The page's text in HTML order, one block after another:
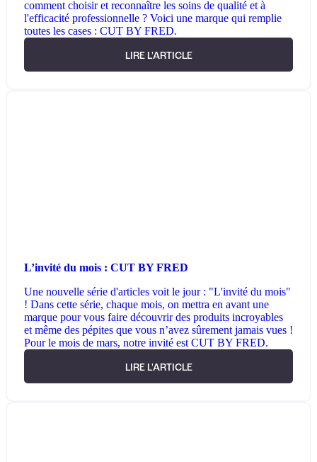
comment choisir et reconnaître les soins de qualité et à
l'efficacité professionnelle ? Voici une marque qui remplie
toutes les cases : CUT BY FRED.
LIRE L'ARTICLE
L’invité du mois : CUT BY FRED
Une nouvelle série d'articles voit le jour : "L'invité du mois"
! Dans cette série, chaque mois, on mettra en avant une
marque pour vous faire découvrir des produits incroyables
et même des pépites que vous n’avez sûrement jamais vues !
Pour le mois de mars, notre invité est CUT BY FRED.
LIRE L'ARTICLE